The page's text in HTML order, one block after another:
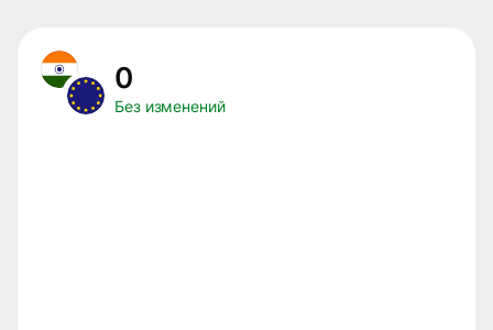
0
Без изменений